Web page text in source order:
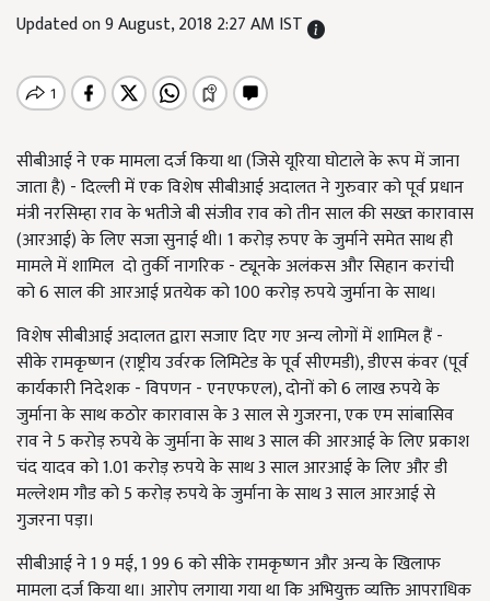
Updated on 9 August, 2018 2:27 AM IST
सीबीआई ने एक मामला दर्ज किया था (जिसे यूरिया घोटाले के रूप में जाना
जाता है) - दिल्ली में एक विशेष सीबीआई अदालत ने गुरुवार को पूर्व प्रधान
मंत्री नरसिम्हा राव के भतीजे बी संजीव राव को तीन साल की सख्त कारावास
(आरआई) के लिए सजा सुनाई थी। 1 करोड़ रुपए के जुर्माने समेत साथ ही
मामले में शामिल दो तुर्की नागरिक - ट्यूनके अलंकस और सिहान करांची
को 6 साल की आरआई प्रतयेक को 100 करोड़ रुपये जुर्माना के साथ।
विशेष सीबीआई अदालत द्वारा सजाए दिए गए अन्य लोगों में शामिल हैं -
सीके रामकृष्णन (राष्ट्रीय उर्वरक लिमिटेड के पूर्व सीएमडी), डीएस कंवर (पूर्व
कार्यकारी निदेशक - विपणन - एनएफएल), दोनों को 6 लाख रुपये के
जुर्माना के साथ कठोर कारावास के 3 साल से गुजरना, एक एम सांबासिव
राव ने 5 करोड़ रुपये के जुर्माना के साथ 3 साल की आरआई के लिए प्रकाश
चंद यादव को 1.01 करोड़ रुपये के साथ 3 साल आरआई के लिए और डी
मल्लेशम गौड को 5 करोड़ रुपये के जुर्माना के साथ 3 साल आरआई से
गुजरना पड़ा।
सीबीआई ने 1 9 मई, 1 99 6 को सीके रामकृष्णन और अन्य के खिलाफ
मामला दर्ज किया था। आरोप लगाया गया था कि अभियुक्त व्यक्ति आपराधिक